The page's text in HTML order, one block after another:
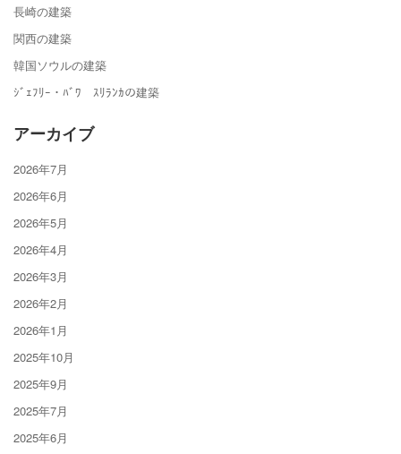
長崎の建築
関西の建築
韓国ソウルの建築
ｼﾞｪﾌﾘｰ・ﾊﾞﾜ ｽﾘﾗﾝｶの建築
アーカイブ
2026年7月
2026年6月
2026年5月
2026年4月
2026年3月
2026年2月
2026年1月
2025年10月
2025年9月
2025年7月
2025年6月